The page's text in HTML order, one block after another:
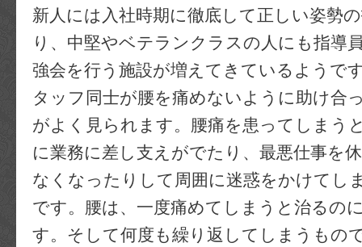
新人には入社時期に徹底して正しい姿勢
り、中堅やベテランクラスの人にも指導
強会を行う施設が増えてきているようで
タッフ同士が腰を痛めないように助け合
がよく見られます。腰痛を患ってしまう
に業務に差し支えがでたり、最悪仕事を
なくなったりして周囲に迷惑をかけてし
です。腰は、一度痛めてしまうと治るの
す。そして何度も繰り返してしまうもの